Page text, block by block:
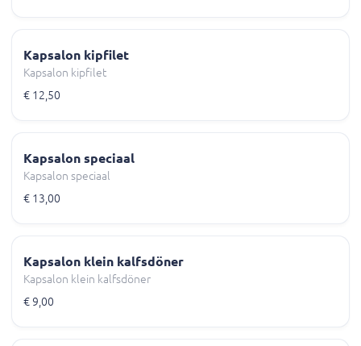
Kapsalon kipfilet
Kapsalon kipfilet
€ 12,50
Kapsalon speciaal
Kapsalon speciaal
€ 13,00
Kapsalon klein kalfsdöner
Kapsalon klein kalfsdöner
€ 9,00